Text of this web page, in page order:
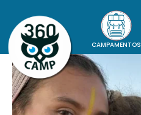
CAMPAMENTOS